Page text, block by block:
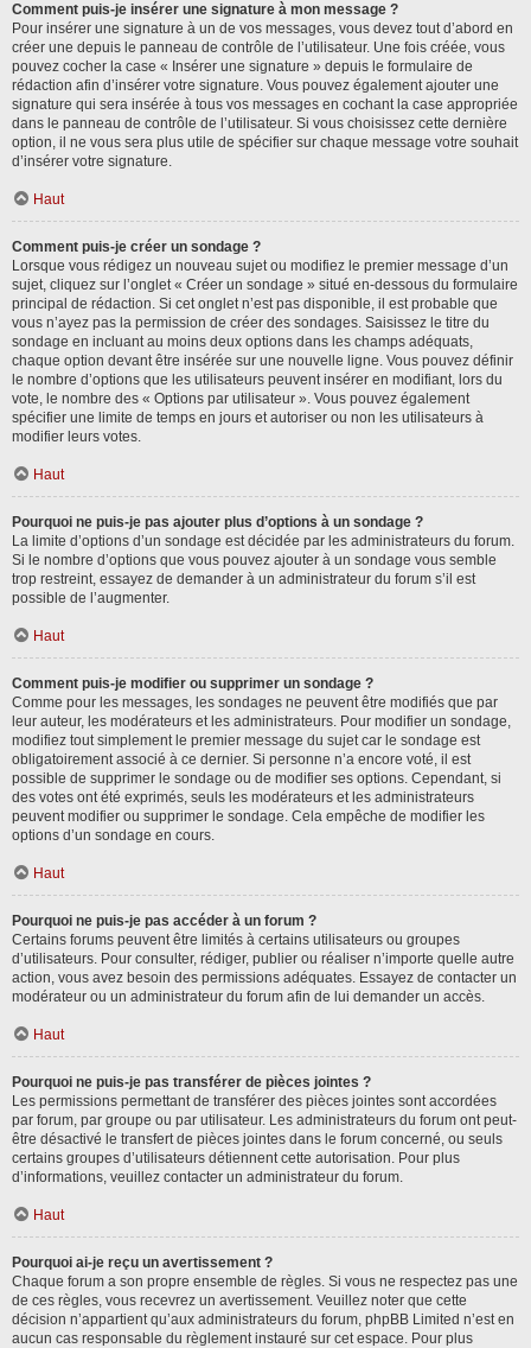
Comment puis-je insérer une signature à mon message ?
Pour insérer une signature à un de vos messages, vous devez tout d’abord en
créer une depuis le panneau de contrôle de l’utilisateur. Une fois créée, vous
pouvez cocher la case « Insérer une signature » depuis le formulaire de
rédaction afin d’insérer votre signature. Vous pouvez également ajouter une
signature qui sera insérée à tous vos messages en cochant la case appropriée
dans le panneau de contrôle de l’utilisateur. Si vous choisissez cette dernière
option, il ne vous sera plus utile de spécifier sur chaque message votre souhait
d’insérer votre signature.
Haut
Comment puis-je créer un sondage ?
Lorsque vous rédigez un nouveau sujet ou modifiez le premier message d’un
sujet, cliquez sur l’onglet « Créer un sondage » situé en-dessous du formulaire
principal de rédaction. Si cet onglet n’est pas disponible, il est probable que
vous n’ayez pas la permission de créer des sondages. Saisissez le titre du
sondage en incluant au moins deux options dans les champs adéquats,
chaque option devant être insérée sur une nouvelle ligne. Vous pouvez définir
le nombre d’options que les utilisateurs peuvent insérer en modifiant, lors du
vote, le nombre des « Options par utilisateur ». Vous pouvez également
spécifier une limite de temps en jours et autoriser ou non les utilisateurs à
modifier leurs votes.
Haut
Pourquoi ne puis-je pas ajouter plus d’options à un sondage ?
La limite d’options d’un sondage est décidée par les administrateurs du forum.
Si le nombre d’options que vous pouvez ajouter à un sondage vous semble
trop restreint, essayez de demander à un administrateur du forum s’il est
possible de l’augmenter.
Haut
Comment puis-je modifier ou supprimer un sondage ?
Comme pour les messages, les sondages ne peuvent être modifiés que par
leur auteur, les modérateurs et les administrateurs. Pour modifier un sondage,
modifiez tout simplement le premier message du sujet car le sondage est
obligatoirement associé à ce dernier. Si personne n’a encore voté, il est
possible de supprimer le sondage ou de modifier ses options. Cependant, si
des votes ont été exprimés, seuls les modérateurs et les administrateurs
peuvent modifier ou supprimer le sondage. Cela empêche de modifier les
options d’un sondage en cours.
Haut
Pourquoi ne puis-je pas accéder à un forum ?
Certains forums peuvent être limités à certains utilisateurs ou groupes
d’utilisateurs. Pour consulter, rédiger, publier ou réaliser n’importe quelle autre
action, vous avez besoin des permissions adéquates. Essayez de contacter un
modérateur ou un administrateur du forum afin de lui demander un accès.
Haut
Pourquoi ne puis-je pas transférer de pièces jointes ?
Les permissions permettant de transférer des pièces jointes sont accordées
par forum, par groupe ou par utilisateur. Les administrateurs du forum ont peut-
être désactivé le transfert de pièces jointes dans le forum concerné, ou seuls
certains groupes d’utilisateurs détiennent cette autorisation. Pour plus
d’informations, veuillez contacter un administrateur du forum.
Haut
Pourquoi ai-je reçu un avertissement ?
Chaque forum a son propre ensemble de règles. Si vous ne respectez pas une
de ces règles, vous recevrez un avertissement. Veuillez noter que cette
décision n’appartient qu’aux administrateurs du forum, phpBB Limited n’est en
aucun cas responsable du règlement instauré sur cet espace. Pour plus